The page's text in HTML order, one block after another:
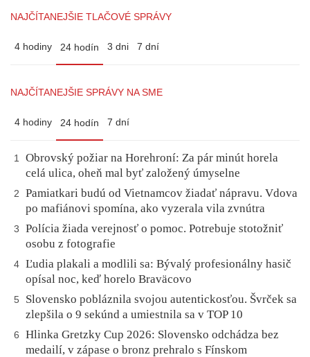
NAJČÍTANEJŠIE TLAČOVÉ SPRÁVY
4 hodiny 24 hodín 3 dni 7 dní
NAJČÍTANEJŠIE SPRÁVY NA SME
4 hodiny 24 hodín 7 dní
1
Obrovský požiar na Horehroní: Za pár minút horela
celá ulica, oheň mal byť založený úmyselne
2
Pamiatkari budú od Vietnamcov žiadať nápravu. Vdova
po mafiánovi spomína, ako vyzerala vila zvnútra
3
Polícia žiada verejnosť o pomoc. Potrebuje stotožniť
osobu z fotografie
4 Ľudia plakali a modlili sa: Bývalý profesionálny hasič
opísal noc, keď horelo Braväcovo
5
Slovensko pobláznila svojou autentickosťou. Švrček sa
zlepšila o 9 sekúnd a umiestnila sa v TOP 10
6
Hlinka Gretzky Cup 2026: Slovensko odchádza bez
medailí, v zápase o bronz prehralo s Fínskom